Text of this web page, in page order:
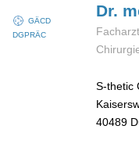
GÄCD
DGPRÄC
Dr.
S-thetic
40489